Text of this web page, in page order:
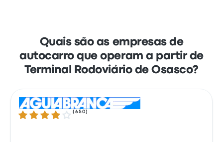
Quais são as empresas de
autocarro que operam a partir de
Terminal Rodoviário de Osasco?
4.0 de 5 estrelas
(650 )